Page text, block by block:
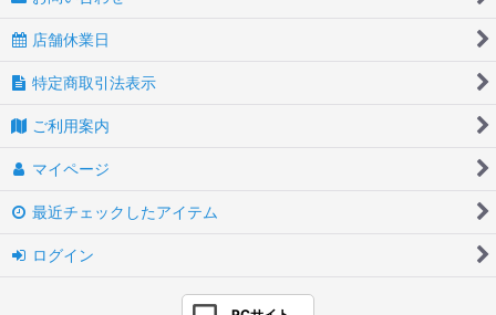
店舗休業日
特定商取引法表示
ご利用案内
マイページ
最近チェックしたアイテム
ログイン